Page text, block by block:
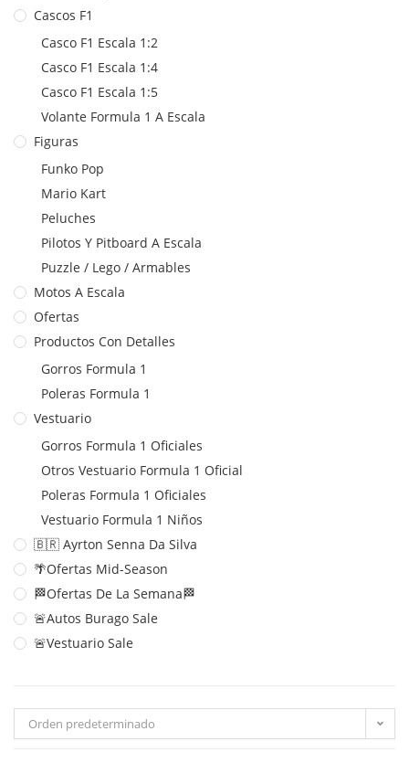
Cascos F1
Casco F1 Escala 1:2
Casco F1 Escala 1:4
Casco F1 Escala 1:5
Volante Formula 1 A Escala
Figuras
Funko Pop
Mario Kart
Peluches
Pilotos Y Pitboard A Escala
Puzzle / Lego / Armables
Motos A Escala
Ofertas
Productos Con Detalles
Gorros Formula 1
Poleras Formula 1
Vestuario
Gorros Formula 1 Oficiales
Otros Vestuario Formula 1 Oficial
Poleras Formula 1 Oficiales
Vestuario Formula 1 Niños
🇧🇷 Ayrton Senna Da Silva
🌴Ofertas Mid-Season
🏁Ofertas De La Semana🏁
🚨Autos Burago Sale
🚨Vestuario Sale
Orden predeterminado